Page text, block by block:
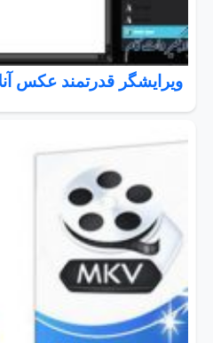
ویرایشگر قدرتمند عکس